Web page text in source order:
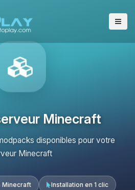
Minecraft
disponibles pour votre
Minecraft
Minecraft Installation en 1 clic